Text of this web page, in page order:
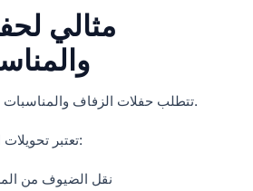
مثالي
تتطلب حفلات الزفاف والمناسبات الخاصة لوجستيات مثالية.
تعتبر تحويلات المطار الجماعية مثالية لـ:
نقل الضيوف من